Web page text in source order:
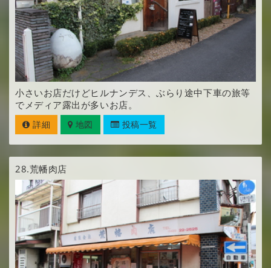
小さいお店だけどヒルナンデス、ぶらり途中下車の旅等
でメディア露出が多いお店。
詳細 地図 投稿一覧
28.荒幡肉店